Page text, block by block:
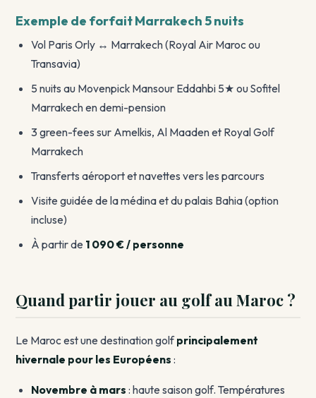
Exemple de forfait Marrakech 5 nuits
Vol Paris Orly ↔ Marrakech (Royal Air Maroc ou
Transavia)
5 nuits au Movenpick Mansour Eddahbi 5★ ou Sofitel
Marrakech en demi-pension
3 green-fees sur Amelkis, Al Maaden et Royal Golf
Marrakech
Transferts aéroport et navettes vers les parcours
Visite guidée de la médina et du palais Bahia (option
incluse)
À partir de 1 090 € / personne
Quand partir jouer au golf au Maroc ?
Le Maroc est une destination golfprincipalement
hivernale pour les Européens :
Novembre à mars : haute saison golf. Températures